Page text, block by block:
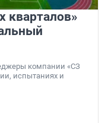
кварталов»
компании «СЗ
испытаниях и